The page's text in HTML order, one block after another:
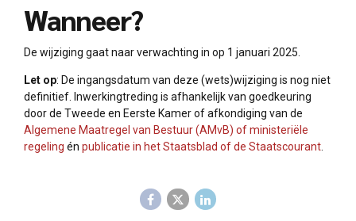
Wanneer?
De wijziging gaat naar verwachting in op 1 januari 2025.
Let op: De ingangsdatum van deze (wets)wijziging is nog niet
definitief. Inwerkingtreding is afhankelijk van goedkeuring
door de Tweede en Eerste Kamer of afkondiging van de
Algemene Maatregel van Bestuur (AMvB) of ministeriële
regeling én publicatie in het Staatsblad of de Staatscourant